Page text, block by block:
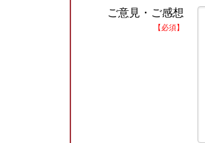
ご意見・ご感想
【必須】